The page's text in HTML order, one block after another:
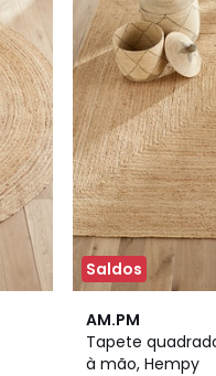
Saldos
AM.PM
Tapete
à mão, Hempy
3,9
/ 5